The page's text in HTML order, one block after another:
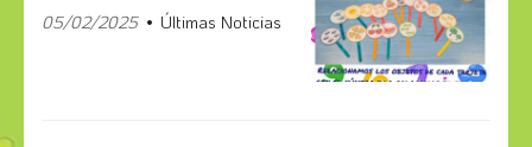
05/02/2025 Últimas Noticias